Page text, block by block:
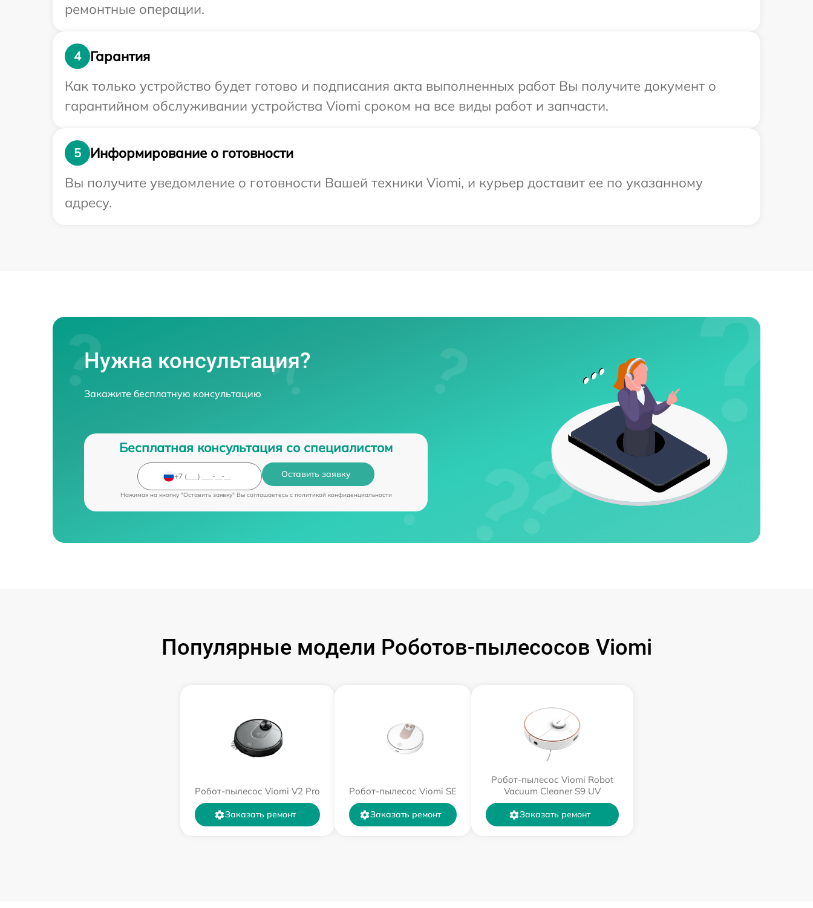
ремонтные операции.
4
Гарантия
Как только устройство будет готово и подписания акта выполненных работ Вы получите документ о
гарантийном обслуживании устройства Viomi сроком на все виды работ и запчасти.
5
Информирование о готовности
Вы получите уведомление о готовности Вашей техники Viomi, и курьер доставит ее по указанному
адресу.
Нужна консультация?
Закажите бесплатную консультацию
Бесплатная консультация со специалистом
Оставить заявку
Нажимая на кнопку "Оставить заявку" Вы соглашаетесь c политикой конфиденциальности
Популярные модели Роботов-пылесосов Viomi
Робот-пылесос Viomi V2 Pro
Заказать ремонт
Робот-пылесос Viomi SE
Заказать ремонт
Робот-пылесос Viomi Robot
Vacuum Cleaner S9 UV
Заказать ремонт